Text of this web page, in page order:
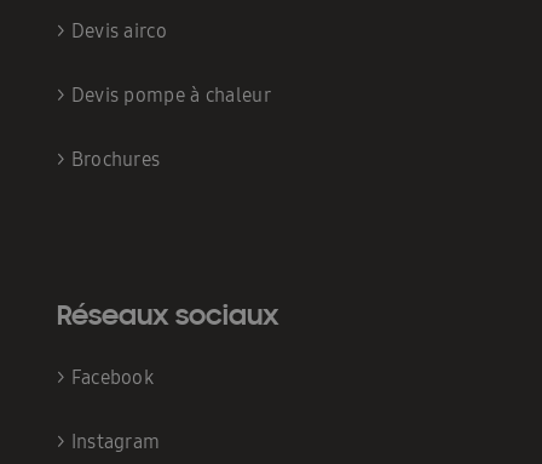
> Devis airco
> Devis pompe à chaleur
> Brochures
Réseaux sociaux
> Facebook
> Instagram